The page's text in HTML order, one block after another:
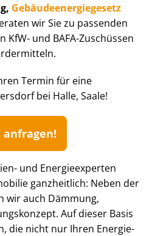
Ge­bäu­de­en­er­gie­ge­setz
wir Sie zu passenden
und BAFA-Zuschüssen
Termin für eine
bei Halle, Saale!
anfragen!
und Energieexperten
ganzheitlich: Neben der
wir auch Dämmung,
Auf dieser Basis
die nicht nur Ihren En­er­gie­